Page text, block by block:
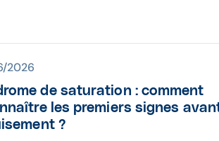
2026
de saturation : comment
les premiers signes
?